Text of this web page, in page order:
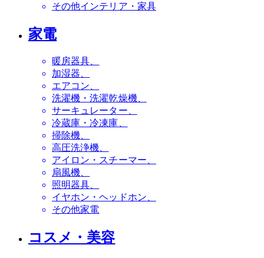
その他インテリア・家具
家電
暖房器具
加湿器
エアコン
洗濯機・洗濯乾燥機
サーキュレーター
冷蔵庫・冷凍庫
掃除機
高圧洗浄機
アイロン・スチーマー
扇風機
照明器具
イヤホン・ヘッドホン
その他家電
コスメ・美容